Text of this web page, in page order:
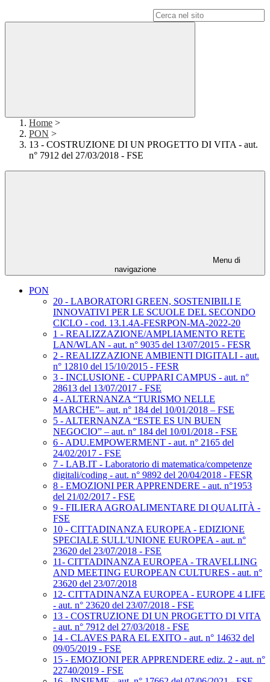
Home >
PON >
13 - COSTRUZIONE DI UN PROGETTO DI VITA - aut.
n° 7912 del 27/03/2018 - FSE
Menu di
navigazione
PON
20 - LABORATORI GREEN, SOSTENIBILI E
INNOVATIVI PER LE SCUOLE DEL SECONDO
CICLO - cod. 13.1.4A-FESRPON-MA-2022-20
1 - REALIZZAZIONE/AMPLIAMENTO RETE
LAN/WLAN - aut. n° 9035 del 13/07/2015 - FESR
2 - REALIZZAZIONE AMBIENTI DIGITALI - aut.
n° 12810 del 15/10/2015 - FESR
3 - INCLUSIONE - CUPPARI CAMPUS - aut. n°
28613 del 13/07/2017 - FSE
4 - ALTERNANZA “TURISMO NELLE
MARCHE”– aut. n° 184 del 10/01/2018 – FSE
5 - ALTERNANZA “ESTE ES UN BUEN
NEGOCIO” – aut. n° 184 del 10/01/2018 - FSE
6 - ADU.EMPOWERMENT - aut. n° 2165 del
24/02/2017 - FSE
7 - LAB.IT - Laboratorio di matematica/competenze
digitali/coding - aut. n° 9892 del 20/04/2018 - FESR
8 - EMOZIONI PER APPRENDERE - aut. n°1953
del 21/02/2017 - FSE
9 - FILIERA AGROALIMENTARE DI QUALITÀ -
FSE
10 - CITTADINANZA EUROPEA - EDIZIONE
SPECIALE SULL'UNIONE EUROPEA - aut. n°
23620 del 23/07/2018 - FSE
11- CITTADINANZA EUROPEA - TRAVELLING
AND MEETING EUROPEAN CULTURES - aut. n°
23620 del 23/07/2018
12- CITTADINANZA EUROPEA - EUROPE 4 LIFE
- aut. n° 23620 del 23/07/2018 - FSE
13 - COSTRUZIONE DI UN PROGETTO DI VITA
- aut. n° 7912 del 27/03/2018 - FSE
14 - CLAVES PARA EL EXITO - aut. n° 14632 del
09/05/2019 - FSE
15 - EMOZIONI PER APPRENDERE ediz. 2 - aut. n°
22740/2019 - FSE